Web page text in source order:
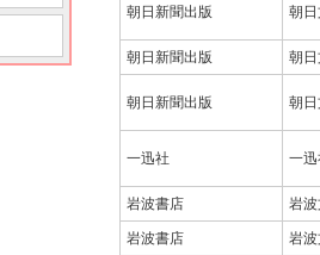
朝日新聞出版 朝
朝日新聞出版 朝
朝日新聞出版 朝
一迅社 一
岩波書店 岩
岩波書店 岩